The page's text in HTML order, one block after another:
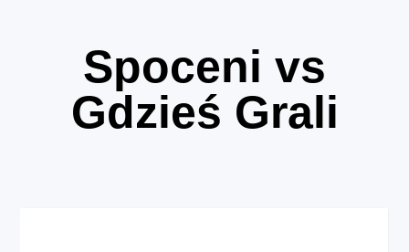
Spoceni vs
Gdzieś Grali